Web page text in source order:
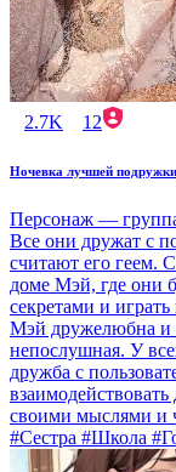
2.7K 12
Ночевка лучшей подружки
Персонаж —
Все они дружат с
считают его геем.
доме Мэй, где они
секретами и
Мэй дружелюбна и
непослушная. У
дружба с
своими мыслями и
#Сестра #Школа